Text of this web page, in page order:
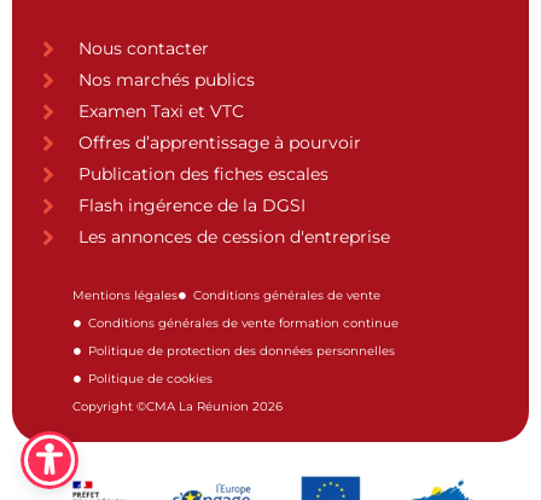
Nous contacter
Nos marchés publics
Examen Taxi et VTC
Offres d’apprentissage à pourvoir
Publication des fiches escales
Flash ingérence de la DGSI
Les annonces de cession d'entreprise
Mentions légales
Conditions générales de vente
Conditions générales de vente formation continue
Politique de protection des données personnelles
Politique de cookies
Copyright ©CMA La Réunion 2026